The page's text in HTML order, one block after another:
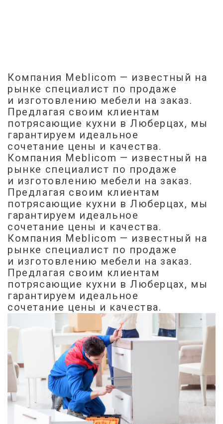
Компания Meblicom — известный на
рынке специалист по продаже
и изготовлению мебели на заказ.
Предлагая своим клиентам
потрясающие кухни в Люберцах, мы
гарантируем идеальное
сочетание цены и качества.
Компания Meblicom — известный на
рынке специалист по продаже
и изготовлению мебели на заказ.
Предлагая своим клиентам
потрясающие кухни в Люберцах, мы
гарантируем идеальное
сочетание цены и качества.
Компания Meblicom — известный на
рынке специалист по продаже
и изготовлению мебели на заказ.
Предлагая своим клиентам
потрясающие кухни в Люберцах, мы
гарантируем идеальное
сочетание цены и качества.